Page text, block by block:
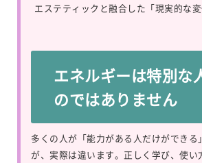
エステティックと融合した「現実的な
エネルギーは特別な
のではありません
多くの人が「能力がある人だけができる
が、実際は違います。正しく学び、使い